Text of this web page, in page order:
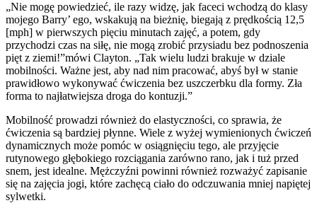
„Nie mogę powiedzieć, ile razy widzę, jak faceci wchodzą do klasy
mojego Barry’ ego, wskakują na bieżnię, biegają z prędkością 12,5
[mph] w pierwszych pięciu minutach zajęć, a potem, gdy
przychodzi czas na siłę, nie mogą zrobić przysiadu bez podnoszenia
pięt z ziemi!”mówi Clayton. „Tak wielu ludzi brakuje w dziale
mobilności. Ważne jest, aby nad nim pracować, abyś był w stanie
prawidłowo wykonywać ćwiczenia bez uszczerbku dla formy. Zła
forma to najłatwiejsza droga do kontuzji.”
Mobilność prowadzi również do elastyczności, co sprawia, że
ćwiczenia są bardziej płynne. Wiele z wyżej wymienionych ćwiczeń
dynamicznych może pomóc w osiągnięciu tego, ale przyjęcie
rutynowego głębokiego rozciągania zarówno rano, jak i tuż przed
snem, jest idealne. Mężczyźni powinni również rozważyć zapisanie
się na zajęcia jogi, które zachęcą ciało do odczuwania mniej napiętej
sylwetki.